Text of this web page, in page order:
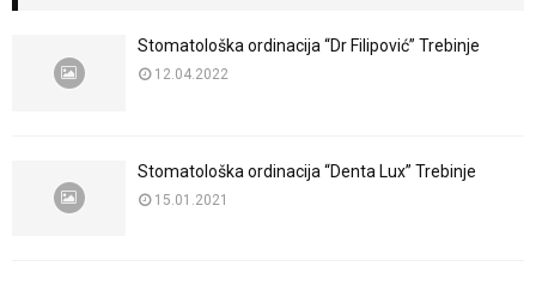
Stomatološka ordinacija “Dr Filipović” Trebinje
12.04.2022
Stomatološka ordinacija “Denta Lux” Trebinje
15.01.2021